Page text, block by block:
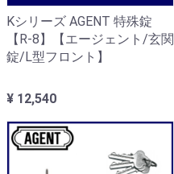
Kシリーズ AGENT 特殊錠
【R-8】【エージェント/玄関
錠/L型フロント】
¥ 12,540